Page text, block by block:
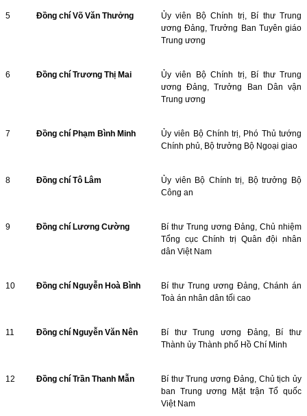
5 Đồng chí Võ Văn Thưởng
Ủy viên Bộ Chính trị, Bí thư Trung
ương Đảng, Trưởng Ban Tuyên giáo
Trung ương
6 Đồng chí Trương Thị Mai
Ủy viên Bộ Chính trị, Bí thư Trung
ương Đảng, Trưởng Ban Dân vận
Trung ương
7 Đồng chí Phạm Bình Minh
Ủy viên Bộ Chính trị, Phó Thủ tướng
Chính phủ, Bộ trưởng Bộ Ngoại giao
8 Đồng chí Tô Lâm
Ủy viên Bộ Chính trị, Bộ trưởng Bộ
Công an
9 Đồng chí Lương Cường
Bí thư Trung ương Đảng, Chủ nhiệm
Tổng cục Chính trị Quân đội nhân
dân Việt Nam
10 Đồng chí Nguyễn Hoà Bình
Bí thư Trung ương Đảng, Chánh án
Toà án nhân dân tối cao
11 Đồng chí Nguyễn Văn Nên
Bí thư Trung ương Đảng, Bí thư
Thành ủy Thành phố Hồ Chí Minh
12 Đồng chí Trần Thanh Mẫn
Bí thư Trung ương Đảng, Chủ tịch ủy
ban Trung ương Mặt trận Tổ quốc
Việt Nam